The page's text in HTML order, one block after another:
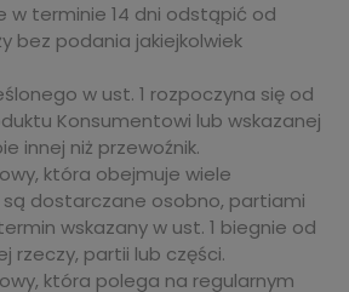
w terminie 14 dni odstąpić od
bez podania jakiejkolwiek
w ust. 1 rozpoczyna się od
Konsumentowi lub wskazanej
innej niż przewoźnik.
która obejmuje wiele
są dostarczane osobno, partiami
wskazany w ust. 1 biegnie od
rzeczy, partii lub części.
która polega na regularnym